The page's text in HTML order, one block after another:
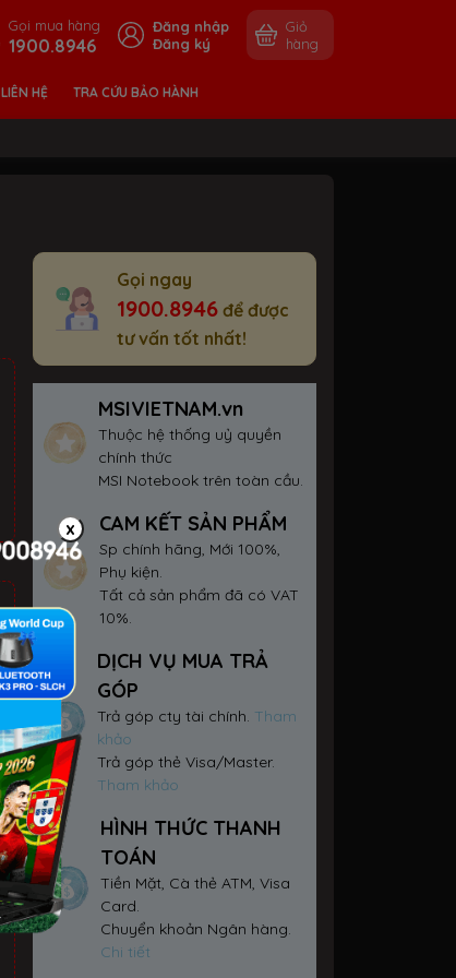
Gọi mua hàng
1900.8946
Đăng nhập
Đăng ký
Giỏ
hàng
LIÊN HỆ TRA CỨU BẢO HÀNH
Gọi ngay
1900.8946 để được
tư vấn tốt nhất!
MSIVIETNAM.vn
Thuộc hệ thống uỷ quyền
chính thức
MSI Notebook trên toàn cầu.
CAM KẾT SẢN PHẨM
Sp chính hãng, Mới 100%,
Phụ kiện.
Tất cả sản phẩm đã có VAT
10%.
DỊCH VỤ MUA TRẢ
GÓP
Trả góp cty tài chính. Tham
khảo
Trả góp thẻ Visa/Master.
Tham khảo
HÌNH THỨC THANH
TOÁN
Tiền Mặt, Cà thẻ ATM, Visa
Card.
Chuyển khoản Ngân hàng.
Chi tiết
x